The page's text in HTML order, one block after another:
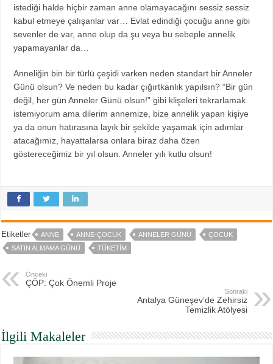
istediği halde hiçbir zaman anne olamayacağını sessiz sessiz
kabul etmeye çalışanlar var… Evlat edindiği çocuğu anne gibi
sevenler de var, anne olup da şu veya bu sebeple annelik
yapamayanlar da…
Anneliğin bin bir türlü çeşidi varken neden standart bir Anneler
Günü olsun? Ve neden bu kadar çığırtkanlık yapılsın? “Bir gün
değil, her gün Anneler Günü olsun!” gibi klişeleri tekrarlamak
istemiyorum ama dilerim annemize, bize annelik yapan kişiye
ya da onun hatırasına layık bir şekilde yaşamak için adımlar
atacağımız, hayattalarsa onlara biraz daha özen
göstereceğimiz bir yıl olsun. Anneler yılı kutlu olsun!
Etiketler ANNE ANNE-ÇOCUK ANNELER GÜNÜ
ÇOCUK
SATIN ALMAMA GÜNÜ
TÜKETIM
Önceki
ÇÖP: Çok Önemli Proje
Sonraki
Antalya Güneşev’de Zehirsiz
Temizlik Atölyesi
İlgili Makaleler